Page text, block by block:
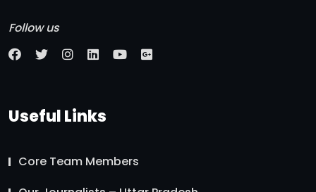
Follow us
Useful Links
Core Team Members